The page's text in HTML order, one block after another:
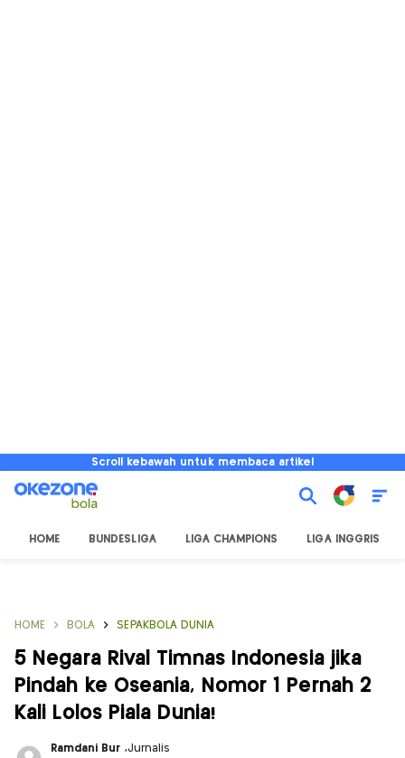
Scroll kebawah untuk membaca artikel
HOME BUNDESLIGA LIGA CHAMPIONS LIGA INGGRIS
HOME BOLA SEPAKBOLA DUNIA
5 Negara Rival Timnas Indonesia jika
Pindah ke Oseania, Nomor 1 Pernah 2
Kali Lolos Piala Dunia!
Ramdani Bur ,Jurnalis